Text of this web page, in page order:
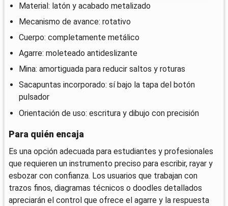
Material: latón y acabado metalizado
Mecanismo de avance: rotativo
Cuerpo: completamente metálico
Agarre: moleteado antideslizante
Mina: amortiguada para reducir saltos y roturas
Sacapuntas incorporado: sí bajo la tapa del botón
pulsador
Orientación de uso: escritura y dibujo con precisión
Para quién encaja
Es una opción adecuada para estudiantes y profesionales
que requieren un instrumento preciso para escribir, rayar y
esbozar con confianza. Los usuarios que trabajan con
trazos finos, diagramas técnicos o doodles detallados
apreciarán el control que ofrece el agarre y la respuesta